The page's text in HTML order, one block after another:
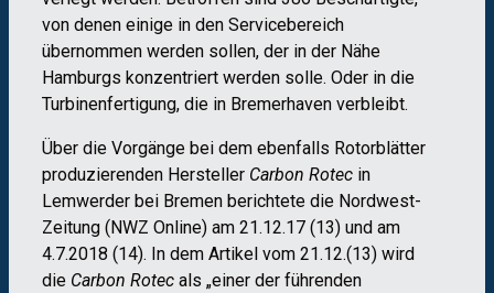
von denen einige in den Servicebereich
übernommen werden sollen, der in der Nähe
Hamburgs konzentriert werden solle. Oder in die
Turbinenfertigung, die in Bremerhaven verbleibt.
Über die Vorgänge bei dem ebenfalls Rotorblätter
produzierenden Hersteller Carbon Rotec in
Lemwerder bei Bremen berichtete die Nordwest-
Zeitung (NWZ Online) am 21.12.17 (13) und am
4.7.2018 (14). In dem Artikel vom 21.12.(13) wird
die Carbon Rotec als „einer der führenden